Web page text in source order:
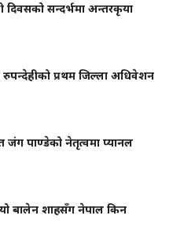
सन्दर्भमा अन्तरकृया
रुपन्देहीको प्रथम जिल्ला अधिवेशन
जंग पाण्डेको नेतृत्वमा प्यानल
बालेन शाहसँग नेपाल किन